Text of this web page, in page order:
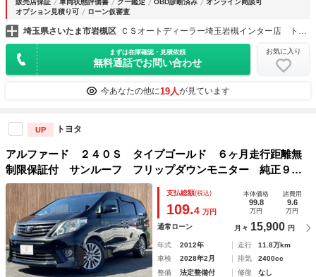
販売店保証 車両状態評価書 グー鑑定 OBD診断済み
オンライン商談可
オプション見積り可
ローン仮審査
埼玉県さいたま市岩槻区 ＣＳオートディーラー埼玉岩槻インター店 トヨタ ２０系３０系４０系アルファード／ヴェルファイア／ハイブリッド／カスタム／高品質中古車専門店
まずは在庫確認・見積依頼
無料通話でお問い合わせ
お気に入り
今あなたの他に19人が見ています
UP トヨタ
アルファード ２４０Ｓ タイプゴールド ６ヶ月走行距離無
制限保証付 サンルーフ フリップダウンモニター 純正９イ
ンチナビ 電動リアゲート バックカメラ クリアランスソナ
ー ＥＴＣ 両側パワースライドドア フルセグＴＶ Ｂｌｕ
ｅｔｏｏｔｈ
支払総額(税込)
109.4 万円
本体価格
99.8
万円
諸費用
9.6
万円
通常ローン 月々 15,900 円
年式 2012年 走行
11.8万km
車検
2028年2月 排気
2400cc
整備
法定整備付 修復
なし